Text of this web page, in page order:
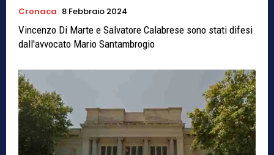
Cronaca 8 Febbraio 2024
Vincenzo Di Marte e Salvatore Calabrese sono stati difesi
dall'avvocato Mario Santambrogio